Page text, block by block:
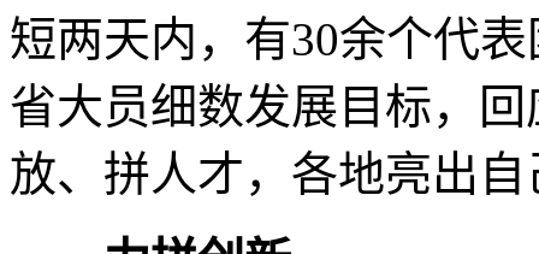
短两天内，有30余个代
省大员细数发展目标，
放、拼人才，各地亮出自